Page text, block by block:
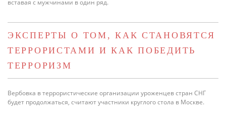
вставая с мужчинами в один ряд.
ЭКСПЕРТЫ О ТОМ, КАК СТАНОВЯТСЯ
ТЕРРОРИСТАМИ И КАК ПОБЕДИТЬ
ТЕРРОРИЗМ
Вербовка в террористические организации уроженцев стран СНГ
будет продолжаться, считают участники круглого стола в Москве.